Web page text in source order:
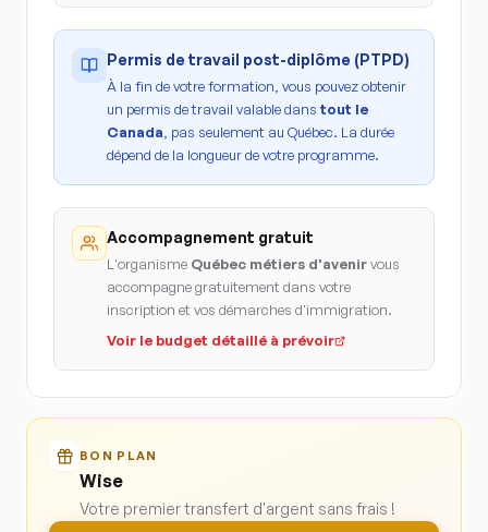
Permis de travail post-diplôme (PTPD)
À la fin de votre formation, vous pouvez obtenir
un permis de travail valable dans tout le
Canada , pas seulement au Québec. La durée
dépend de la longueur de votre programme.
Accompagnement gratuit
L'organisme Québec métiers d'avenirvous
accompagne gratuitement dans votre
inscription et vos démarches d'immigration.
Voir le budget détaillé à prévoir
BON PLAN
Wise
Votre premier transfert d'argent sans frais !